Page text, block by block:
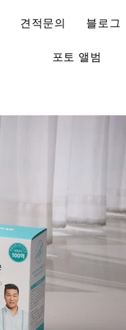
견적문의 블로그
포토 앨범